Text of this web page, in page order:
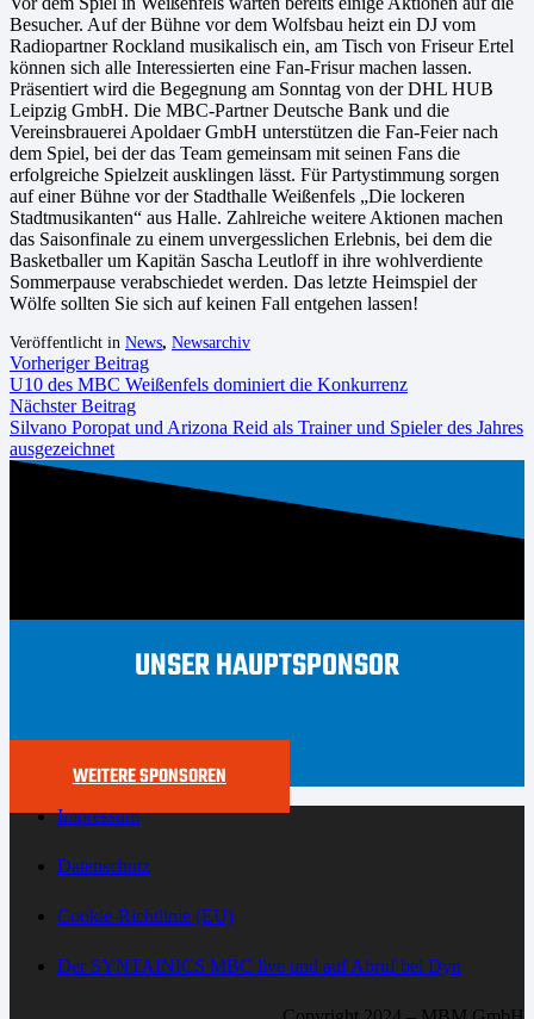
Besucher. Auf der Bühne vor dem Wolfsbau heizt ein DJ vom
Radiopartner Rockland musikalisch ein, am Tisch von Friseur Ertel
können sich alle Interessierten eine Fan-Frisur machen lassen.
Präsentiert wird die Begegnung am Sonntag von der DHL HUB
Leipzig GmbH. Die MBC-Partner Deutsche Bank und die
Vereinsbrauerei Apoldaer GmbH unterstützen die Fan-Feier nach
dem Spiel, bei der das Team gemeinsam mit seinen Fans die
erfolgreiche Spielzeit ausklingen lässt. Für Partystimmung sorgen
auf einer Bühne vor der Stadthalle Weißenfels „Die lockeren
Stadtmusikanten“ aus Halle. Zahlreiche weitere Aktionen machen
das Saisonfinale zu einem unvergesslichen Erlebnis, bei dem die
Basketballer um Kapitän Sascha Leutloff in ihre wohlverdiente
Sommerpause verabschiedet werden. Das letzte Heimspiel der
Wölfe sollten Sie sich auf keinen Fall entgehen lassen!
Veröffentlicht in News, Newsarchiv
Vorheriger Beitrag
U10 des MBC Weißenfels dominiert die Konkurrenz
Nächster Beitrag
Silvano Poropat und Arizona Reid als Trainer und Spieler des Jahres
ausgezeichnet
UNSER HAUPTSPONSOR
WEITERE SPONSOREN
Impressum
Datenschutz
Cookie-Richtlinie (EU)
Der SYNTAINICS MBC live und auf Abruf bei Dyn